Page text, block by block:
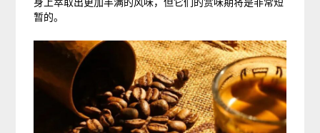
身上萃取出更加丰满的风味，但它们的赏味期将是非常短
暂的。